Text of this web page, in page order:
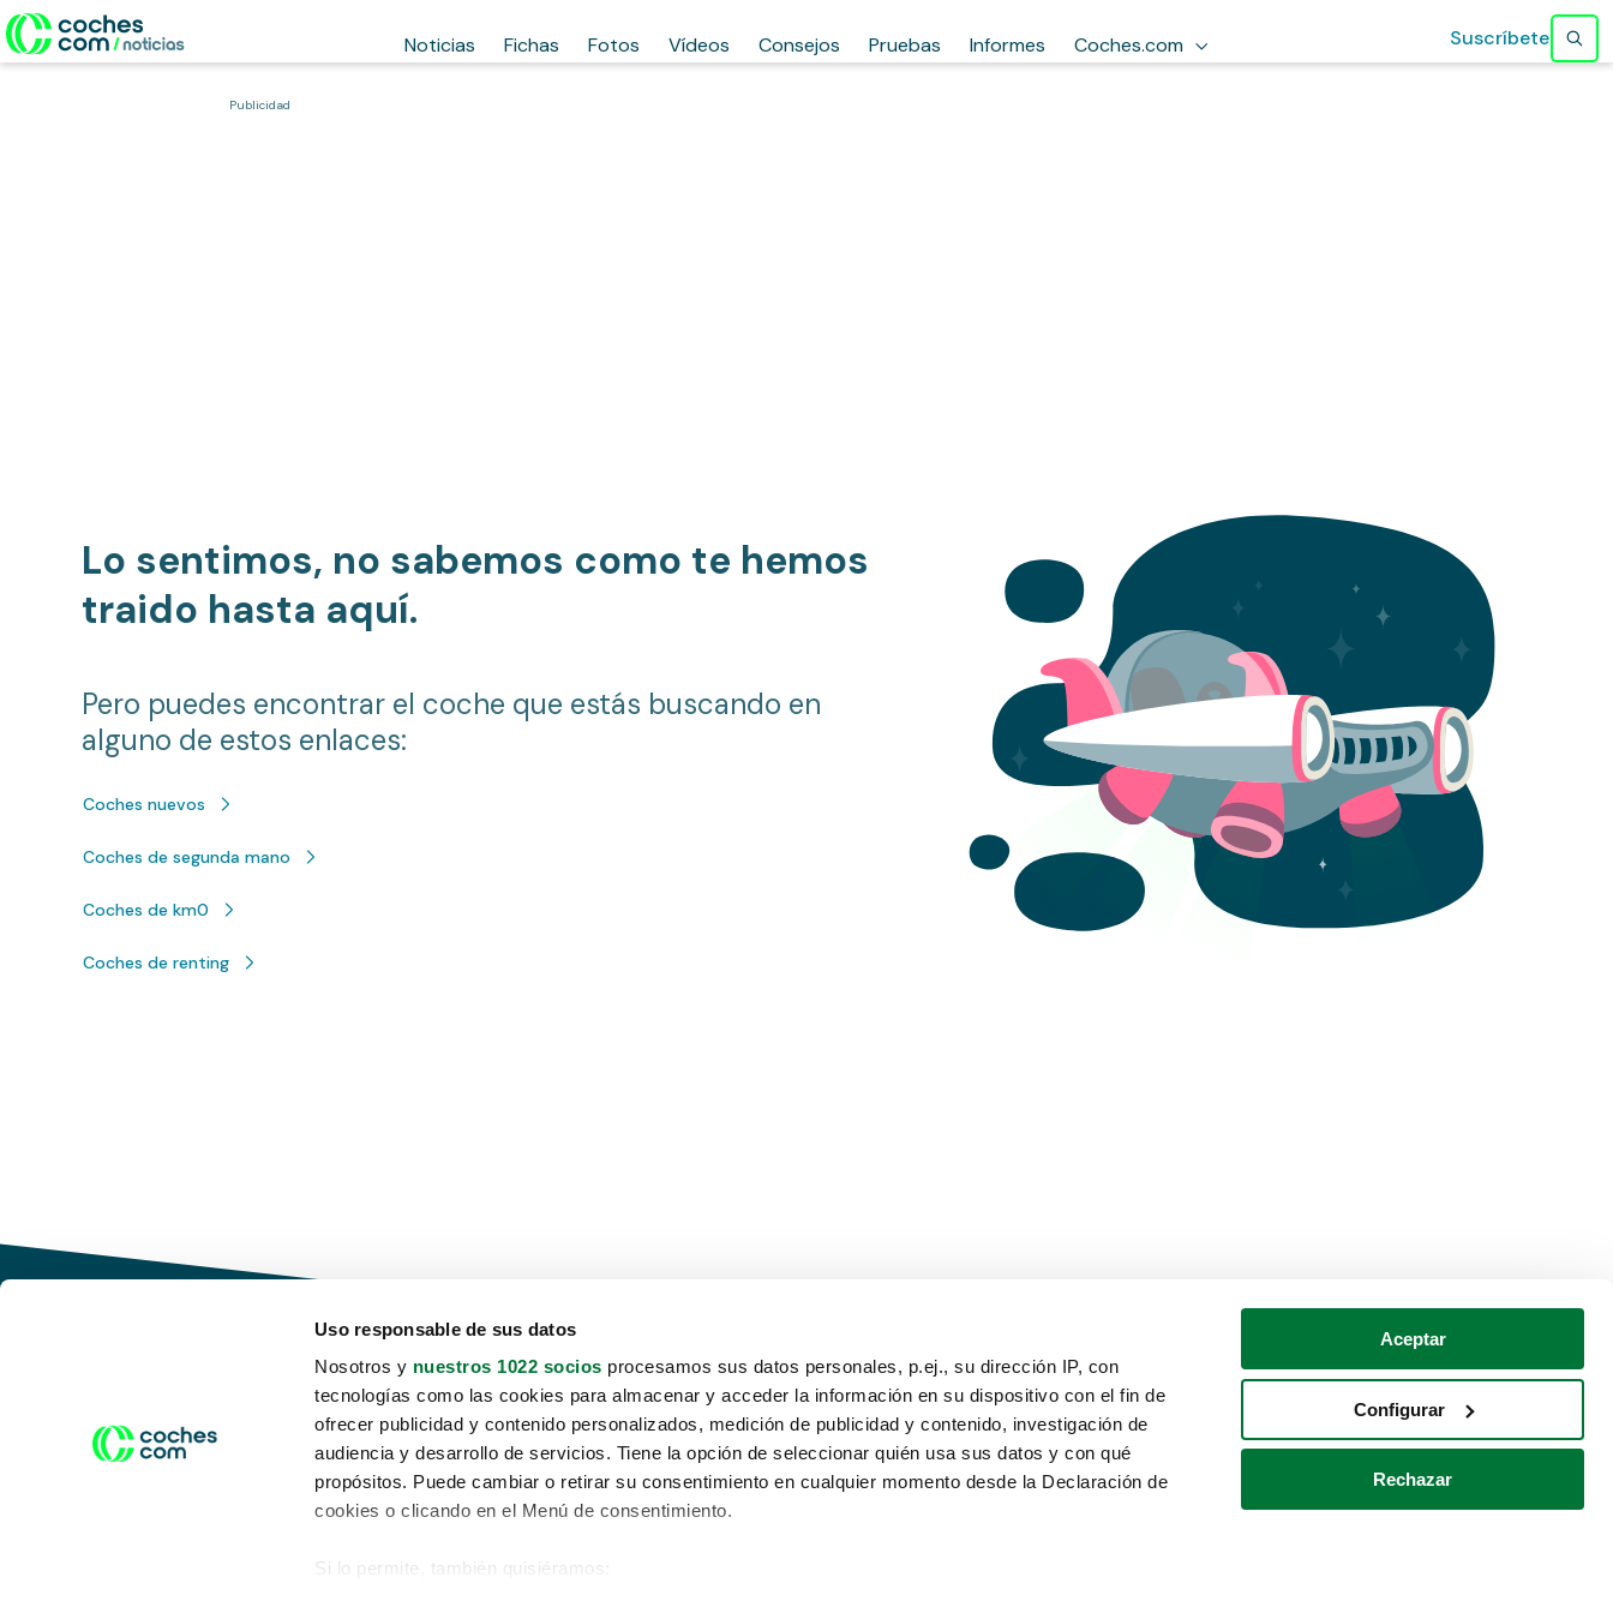
Uso responsable de sus datos
Nosotros y nuestros 1022 socios procesamos sus datos personales, p.ej., su dirección IP, con
tecnologías como las cookies para almacenar y acceder la información en su dispositivo con el fin de
ofrecer publicidad y contenido personalizados, medición de publicidad y contenido, investigación de
audiencia y desarrollo de servicios. Tiene la opción de seleccionar quién usa sus datos y con qué
propósitos. Puede cambiar o retirar su consentimiento en cualquier momento desde la Declaración de
cookies o clicando en el Menú de consentimiento.
Si lo permite, también quisiéramos:
Aceptar
Configurar
Rechazar
Noticias Fichas Fotos Vídeos Consejos Pruebas Informes Coches.com Suscríbete
Publicidad
Lo sentimos, no sabemos como te hemos
traido hasta aquí.
Pero puedes encontrar el coche que estás buscando en
alguno de estos enlaces:
Coches nuevos
Coches de segunda mano
Coches de km0
Coches de renting
Conduce tu futuro,
desata tu movilidad